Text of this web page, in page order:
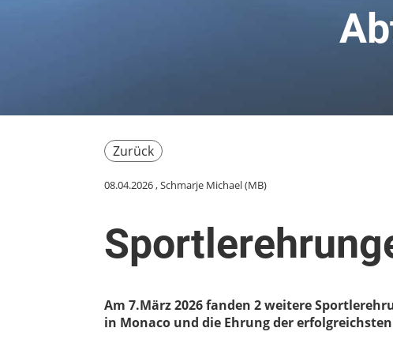
Zurück
08.04.2026, Schmarje Michael (MB)
Am 7.März 2026 fanden 2 weitere
in Monaco und die Ehrung der